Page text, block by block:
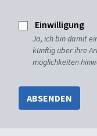
Einwilligung
Ja, ich bin damit
künftig über ihre
möglichkeiten
ABSENDEN